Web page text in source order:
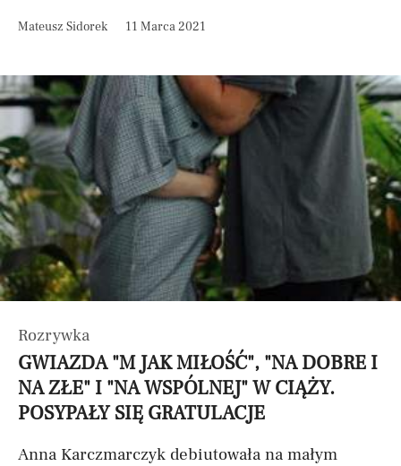
Mateusz Sidorek 11 Marca 2021
Rozrywka
GWIAZDA "M JAK MIŁOŚĆ", "NA DOBRE I
NA ZŁE" I "NA WSPÓLNEJ" W CIĄŻY.
POSYPAŁY SIĘ GRATULACJE
Anna Karczmarczyk debiutowała na małym